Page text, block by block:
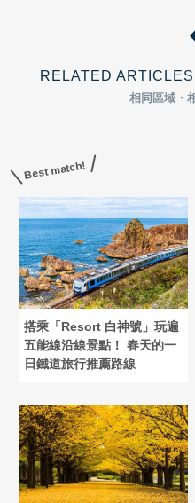
RELATED
相同區域・
Best match!
搭乘「Resort 白神號」玩遍
五能線沿線景點！ 春天的一
日鐵道旅行推薦路線